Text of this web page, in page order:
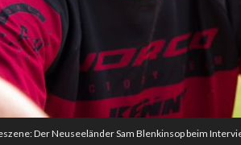
Der Neuseeländer Sam Blenkinsop beim